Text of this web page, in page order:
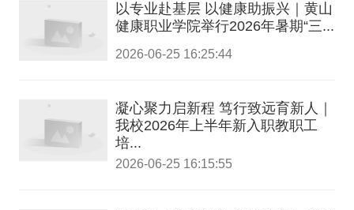
以专业赴基层 以健康助振兴｜黄山
健康职业学院举行2026年暑期“三...
2026-06-25 16:25:44
凝心聚力启新程 笃行致远育新人｜
我校2026年上半年新入职教职工
培...
2026-06-25 16:15:55